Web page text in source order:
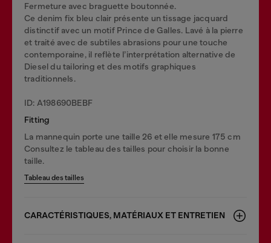
Fermeture avec braguette boutonnée.
Ce denim fix bleu clair présente un tissage jacquard
distinctif avec un motif Prince de Galles. Lavé à la pierre
et traité avec de subtiles abrasions pour une touche
contemporaine, il reflète l’interprétation alternative de
Diesel du tailoring et des motifs graphiques
traditionnels.
ID: A198690BEBF
Fitting
La mannequin porte une taille 26 et elle mesure 175 cm
Consultez le tableau des tailles pour choisir la bonne
taille.
Tableau des tailles
CARACTÉRISTIQUES, MATÉRIAUX ET ENTRETIEN